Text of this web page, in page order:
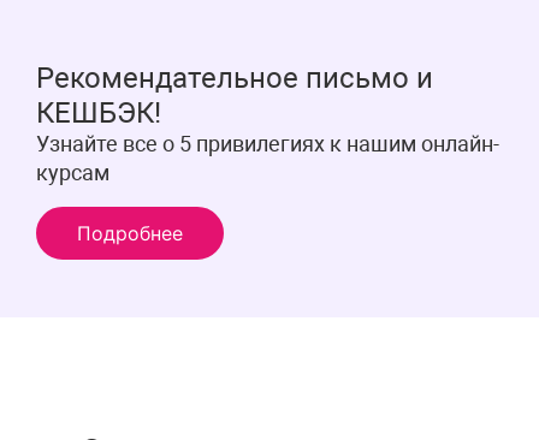
Рекомендательное письмо и
КЕШБЭК!
Узнайте все о 5 привилегиях к нашим онлайн-
курсам
Подробнее